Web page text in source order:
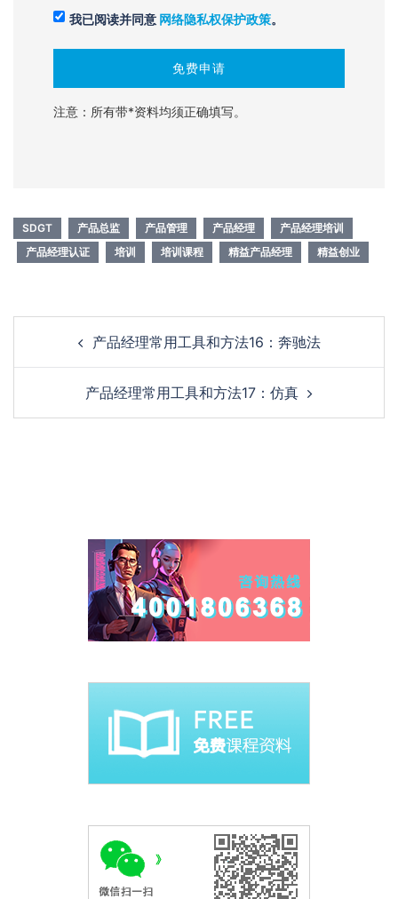
我已阅读并同意 网络隐私权保护政策。
注意：所有带*资料均须正确填写。
SDGT 产品总监 产品管理 产品经理
产品经理培训
产品经理认证
培训 培训课程 精益产品经理 精益创业
产品经理常用工具和方法16：奔驰法
产品经理常用工具和方法17：仿真